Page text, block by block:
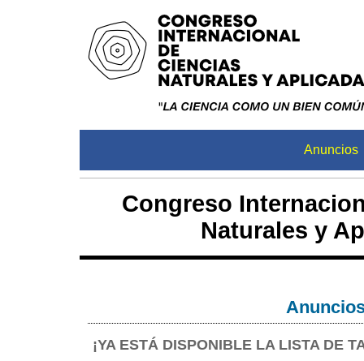
Anuncios
Congreso
Naturales y
¡YA ESTÁ DISPONIBLE LA LISTA DE